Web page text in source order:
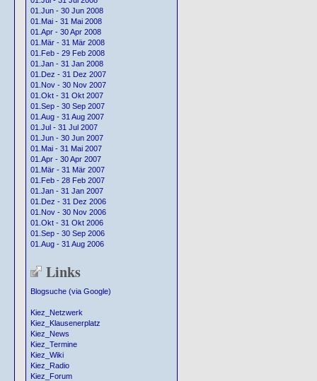
01.Jun - 30 Jun 2008
01.Mai - 31 Mai 2008
01.Apr - 30 Apr 2008
01.Mär - 31 Mär 2008
01.Feb - 29 Feb 2008
01.Jan - 31 Jan 2008
01.Dez - 31 Dez 2007
01.Nov - 30 Nov 2007
01.Okt - 31 Okt 2007
01.Sep - 30 Sep 2007
01.Aug - 31 Aug 2007
01.Jul - 31 Jul 2007
01.Jun - 30 Jun 2007
01.Mai - 31 Mai 2007
01.Apr - 30 Apr 2007
01.Mär - 31 Mär 2007
01.Feb - 28 Feb 2007
01.Jan - 31 Jan 2007
01.Dez - 31 Dez 2006
01.Nov - 30 Nov 2006
01.Okt - 31 Okt 2006
01.Sep - 30 Sep 2006
01.Aug - 31 Aug 2006
Links
Blogsuche (via Google)
Kiez_Netzwerk
Kiez_Klausenerplatz
Kiez_News
Kiez_Termine
Kiez_Wiki
Kiez_Radio
Kiez_Forum